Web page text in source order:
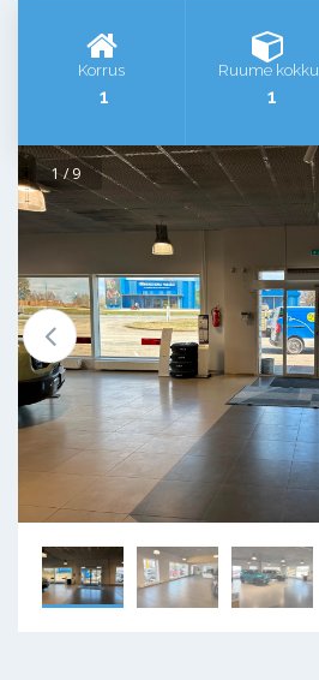
Korrus
1
Ruume kokku
1
1 / 9